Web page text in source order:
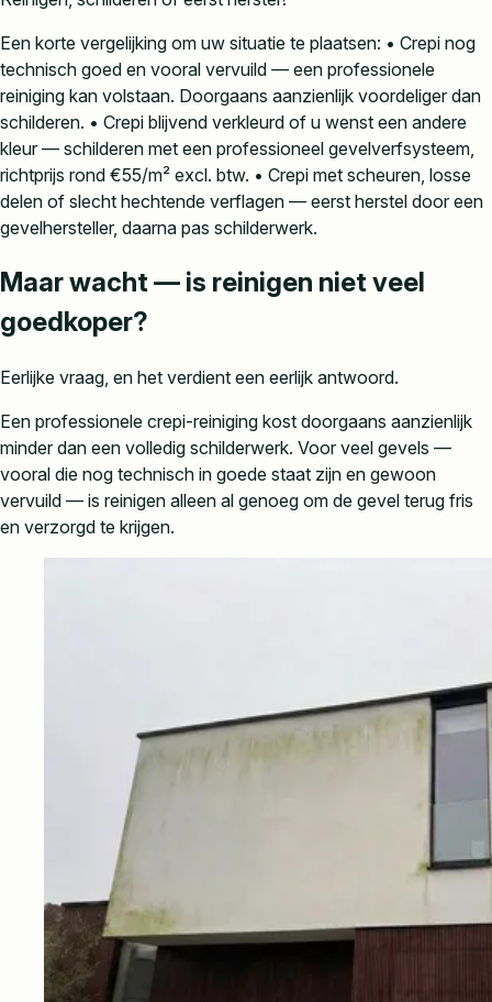
Een korte vergelijking om uw situatie te plaatsen: • Crepi nog
technisch goed en vooral vervuild — een professionele
reiniging kan volstaan. Doorgaans aanzienlijk voordeliger dan
schilderen. • Crepi blijvend verkleurd of u wenst een andere
kleur — schilderen met een professioneel gevelverfsysteem,
richtprijs rond €55/m² excl. btw. • Crepi met scheuren, losse
delen of slecht hechtende verflagen — eerst herstel door een
gevelhersteller, daarna pas schilderwerk.
Maar wacht — is reinigen niet veel
goedkoper?
Eerlijke vraag, en het verdient een eerlijk antwoord.
Een professionele crepi-reiniging kost doorgaans aanzienlijk
minder dan een volledig schilderwerk. Voor veel gevels —
vooral die nog technisch in goede staat zijn en gewoon
vervuild — is reinigen alleen al genoeg om de gevel terug fris
en verzorgd te krijgen.